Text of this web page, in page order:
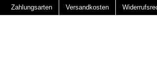
Zahlungsarten Versandkosten